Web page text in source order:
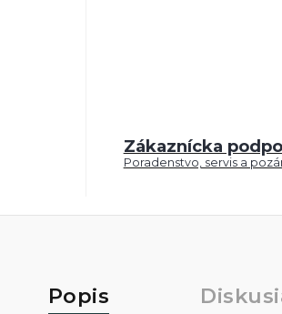
Zákaznícka
Poradenstvo, servis a
Popis